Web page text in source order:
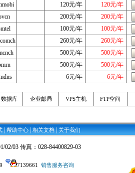
120元/年
120元/年
200元/年
200元/年
100元/年
100元/年
260元/年
260元/年
500元/年
500元/年
500元/年
500元/年
6元/年 6元/年
数据库 企业邮局 VPS主机 FTP空间
| 帮助中心 | 相关文档 | 关于我们
02/03 传真：028-84400829-03
7139661 销售服务咨询